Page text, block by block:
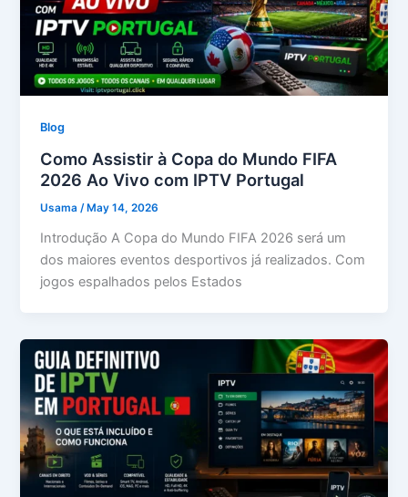
Blog
Como Assistir à Copa do Mundo FIFA
2026 Ao Vivo com IPTV Portugal
Usama /May 14, 2026
Introdução A Copa do Mundo FIFA 2026 será um
dos maiores eventos desportivos já realizados. Com
jogos espalhados pelos Estados